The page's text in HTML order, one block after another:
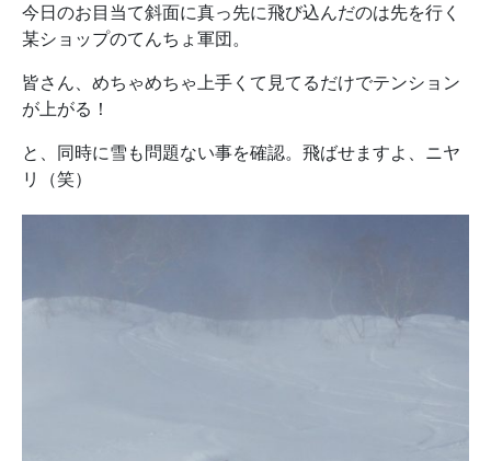
今日のお目当て斜面に真っ先に飛び込んだのは先を行く
某ショップのてんちょ軍団。
皆さん、めちゃめちゃ上手くて見てるだけでテンション
が上がる！
と、同時に雪も問題ない事を確認。飛ばせますよ、ニヤ
リ（笑）